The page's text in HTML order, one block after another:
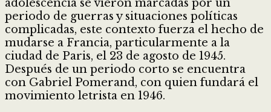
adolescencia se vieron marcadas por un
periodo de guerras y situaciones políticas
complicadas, este contexto fuerza el hecho de
mudarse a Francia, particularmente a la
ciudad de Paris, el 23 de agosto de 1945.
Después de un periodo corto se encuentra
con Gabriel Pomerand, con quien fundará el
movimiento letrista en 1946.